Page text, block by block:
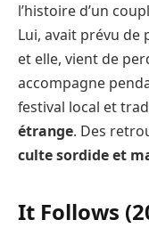
l’histoire d’un
Lui, avait prévu de
et elle, vient de
accompagne
festival local et
étrange. Des
culte sordide et
It Follows